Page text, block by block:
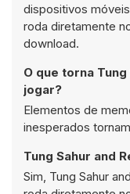
dispositivos
roda diretamente
download.
O que torna
jogar?
Elementos de
inesperados
Tung Sahur and
Sim, Tung Sahur